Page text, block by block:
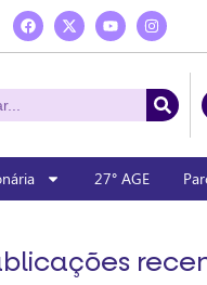
27° AGE